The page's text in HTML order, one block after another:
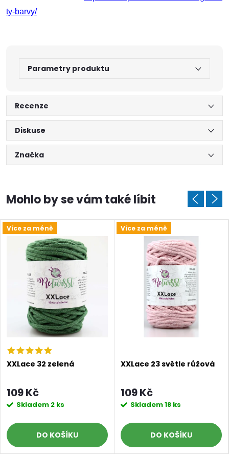
ty-barvy/
Parametry produktu
Recenze
Diskuse
Značka
Více za méně
XXLace 32 zelená
109 Kč
Skladem 2 ks
DO KOŠÍKU
Více za méně
XXLace 23 světle růžová
109 Kč
Skladem18 ks
DO KOŠÍKU